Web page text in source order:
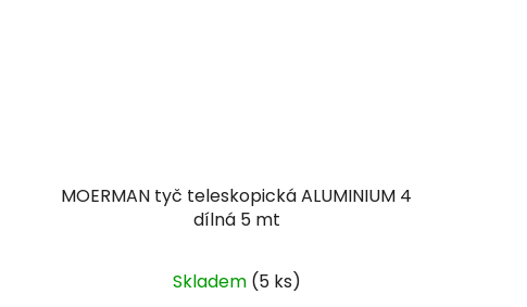
MOERMAN tyč teleskopická ALUMINIUM 4
dílná 5 mt
Skladem (5 ks)